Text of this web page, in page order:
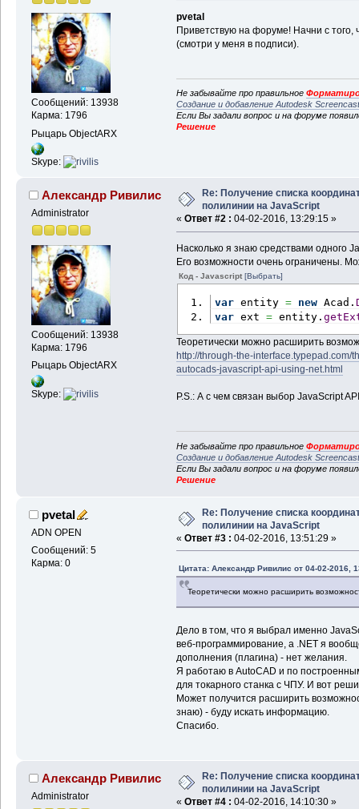
Сообщений: 13938
Карма: 1796
Рыцарь ObjectARX
Skype:
pvetal
Приветствую на форуме! Начни с
(смотри у меня в подписи).
Не забывайте про правильное
Создание и добавление Autodesk
Если Вы задали вопрос и на форуме
Решение
Александр Ривилис
Administrator
Сообщений: 13938
Карма: 1796
Рыцарь ObjectARX
Skype:
Re: Получение списка
полилинии на JavaScript
« Ответ #2 : 04-02-2016, 13:29:15 »
Насколько я знаю средствами одного
Его возможности очень ограничены.
Код - Javascript[Выбрать]
var entity = new Acad.
var ext = entity.
Теоретически можно расширить
http://through-the-
autocads-javascript-api-using-net.html
P.S.: А с чем связан выбор JavaScript
Не забывайте про правильное
Создание и добавление Autodesk
Если Вы задали вопрос и на форуме
Решение
pvetal
ADN OPEN
Сообщений: 5
Карма: 0
Re: Получение списка
полилинии на JavaScript
« Ответ #3 : 04-02-2016, 13:51:29 »
Цитата: Александр Ривилис от 04-02-2016,
Теоретически можно расширить
Дело в том, что я выбрал именно
веб-программирование, а .NET я
дополнения (плагина) - нет желания.
Я работаю в AutoCAD и по
для токарного станка с ЧПУ. И вот
Может получится расширить
знаю) - буду искать информацию.
Спасибо.
Александр Ривилис
Administrator
Re: Получение списка
полилинии на JavaScript
« Ответ #4 : 04-02-2016, 14:10:30 »